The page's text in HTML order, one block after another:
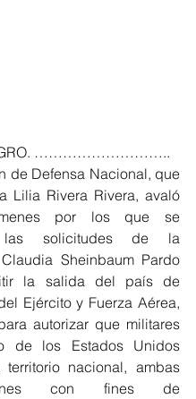
………………………..
de Defensa Nacional, que
Lilia Rivera Rivera, avaló
por los que se
las solicitudes de la
Sheinbaum Pardo
la salida del país de
Ejército y Fuerza Aérea,
autorizar que militares
de los Estados Unidos
nacional, ambas
con fines de